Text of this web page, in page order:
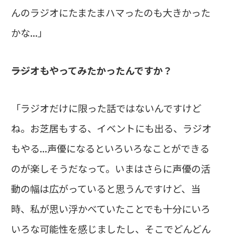
んのラジオにたまたまハマったのも大きかった
かな...」
――ラジオもやってみたかったんですか？
「ラジオだけに限った話ではないんですけど
ね。お芝居もする、イベントにも出る、ラジオ
もやる...声優になるといろいろなことができる
のが楽しそうだなって。いまはさらに声優の活
動の幅は広がっていると思うんですけど、当
時、私が思い浮かべていたことでも十分にいろ
いろな可能性を感じましたし、そこでどんどん